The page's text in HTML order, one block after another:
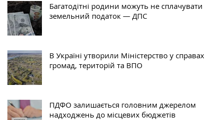
Багатодітні родини можуть не сплачувати
земельний податок — ДПС
В Україні утворили Міністерство у справах
громад, територій та ВПО
ПДФО залишається головним джерелом
надходжень до місцевих бюджетів